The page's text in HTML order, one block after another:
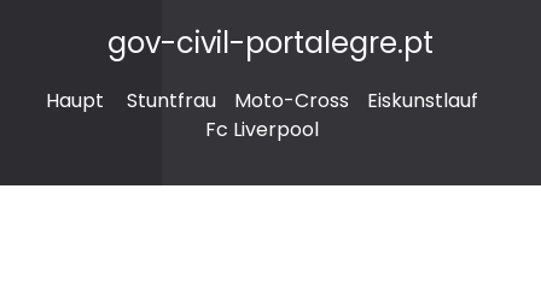
gov-civil-portalegre.pt
Haupt Stuntfrau Moto-Cross
Eiskunstlauf
Fc Liverpool